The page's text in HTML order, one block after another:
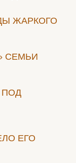
ЖАРКОГО
СЕМЬИ
ПОД
ЕГО